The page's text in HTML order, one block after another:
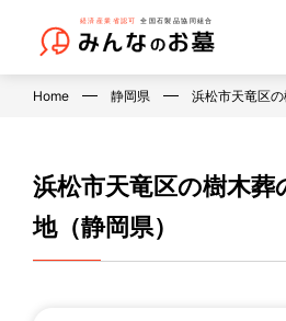
Home 静岡県 浜松市天竜区
浜松市天竜区の樹木葬
地（静岡県）